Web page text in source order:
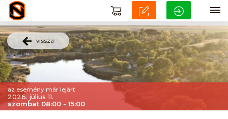
vissza
az esemény már lejárt
2026. július 11.
szombat 08:00 - 15:00